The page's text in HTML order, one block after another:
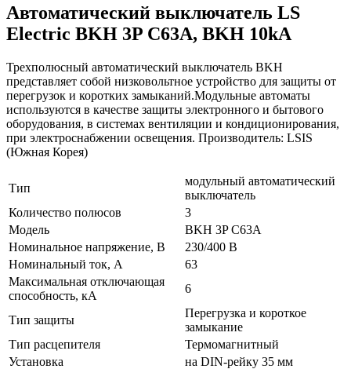
Автоматический выключатель LS
Electric BKH 3P C63A, BKH 10kA
Трехполюсный автоматический выключатель BKH
представляет собой низковольтное устройство для защиты от
перегрузок и коротких замыканий.Модульные автоматы
используются в качестве защиты электронного и бытового
оборудования, в системах вентиляции и кондиционирования,
при электроснабжении освещения. Производитель: LSIS
(Южная Корея)
Тип
модульный автоматический
выключатель
Количество полюсов
3
Модель
BKH 3P C63A
Номинальное напряжение, В
230/400 В
Номинальный ток, А
63
Максимальная отключающая
способность, кА
6
Тип защиты
Перегрузка и короткое
замыкание
Тип расцепителя
Термомагнитный
Установка
на DIN-рейку 35 мм